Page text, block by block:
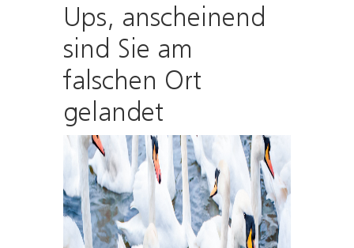
Ups, anscheinend
sind Sie am
falschen Ort
gelandet